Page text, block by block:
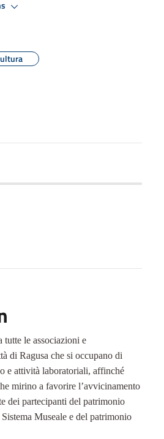
le associazioni e
di Ragusa che si occupano di
e attività laboratoriali, affinché
mirino a favorire l’avvicinamento
dei partecipanti del patrimonio
Museale e del patrimonio